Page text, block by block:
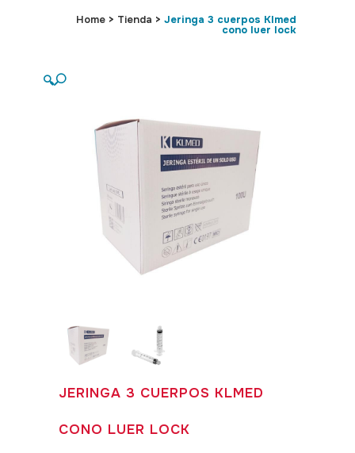
c
Home > Tienda > Jeringa 3 cuerpos Klmed
cono luer lock
🔍
JERINGA 3 CUERPOS KLMED
CONO LUER LOCK